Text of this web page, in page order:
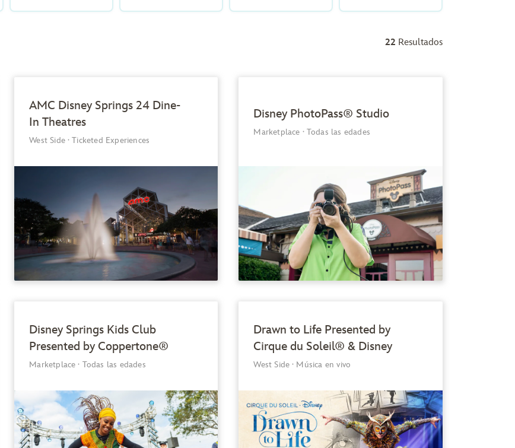
22 Resultados
AMC Disney Springs 24 Dine-
In Theatres
West Side · Ticketed Experiences
Disney PhotoPass® Studio
Marketplace · Todas las edades
Disney Springs Kids Club
Presented by Coppertone®
Marketplace · Todas las edades
Drawn to Life Presented by
Cirque du Soleil® & Disney
West Side · Música en vivo